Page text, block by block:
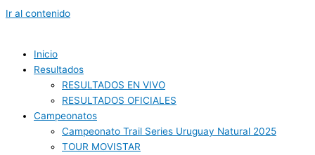
Ir al contenido
Inicio
Resultados
RESULTADOS EN VIVO
RESULTADOS OFICIALES
Campeonatos
Campeonato Trail Series Uruguay Natural 2025
TOUR MOVISTAR